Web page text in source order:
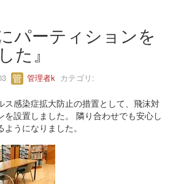
パーティションを
た』
管理者k カテゴリ:
感染症拡大防止の措置として、飛沫対
を設置しました。 隣り合わせでも安心し
うになりました。